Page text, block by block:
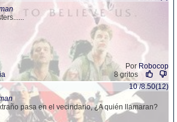
Por Robocop
8 gritos
10 /8.50(12)
pasa en el vecindario, ¿A quién llamaran?